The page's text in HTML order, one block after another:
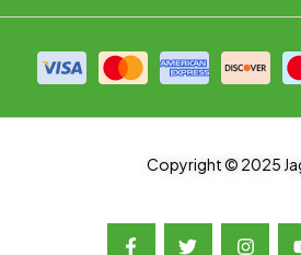
Copyright © 2025